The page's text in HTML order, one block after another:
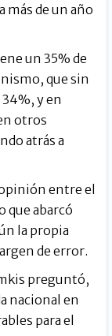
más de un año
un 35% de
que sin
y en
otros
atrás a
entre el
que abarcó
la propia
de error.
preguntó,
nacional en
para el